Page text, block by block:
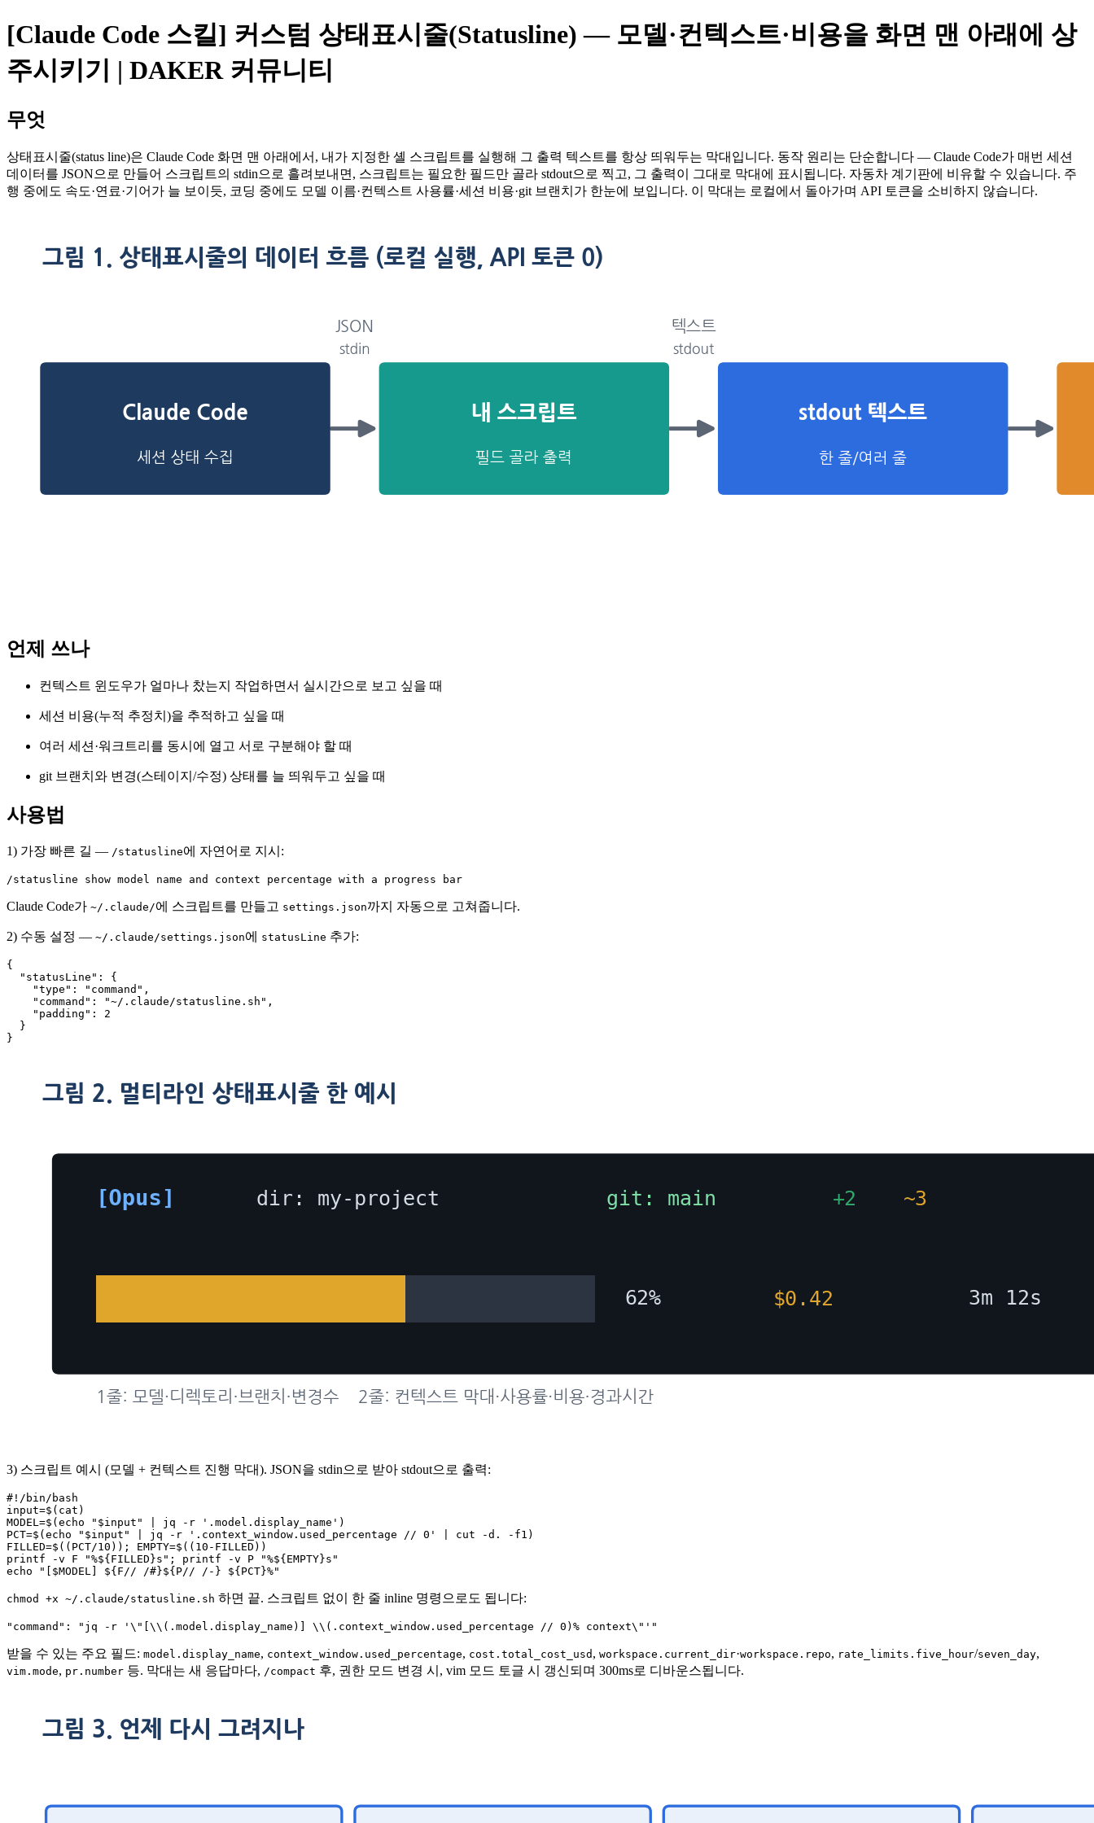
[Claude Code 스킬] 커스텀 상태표시줄(Statusline) — 모델·컨텍스트·비용을 화면 맨 아래에 상
주시키기 | DAKER 커뮤니티
무엇
상태표시줄(status line)은 Claude Code 화면 맨 아래에서, 내가 지정한 셸 스크립트를 실행해 그 출력 텍스트를 항상 띄워두는 막대입니다. 동작 원리는 단순합니다 — Claude Code가 매번 세션
데이터를 JSON으로 만들어 스크립트의 stdin으로 흘려보내면, 스크립트는 필요한 필드만 골라 stdout으로 찍고, 그 출력이 그대로 막대에 표시됩니다. 자동차 계기판에 비유할 수 있습니다. 주
행 중에도 속도·연료·기어가 늘 보이듯, 코딩 중에도 모델 이름·컨텍스트 사용률·세션 비용·git 브랜치가 한눈에 보입니다. 이 막대는 로컬에서 돌아가며 API 토큰을 소비하지 않습니다.
언제 쓰나
컨텍스트 윈도우가 얼마나 찼는지 작업하면서 실시간으로 보고 싶을 때
세션 비용(누적 추정치)을 추적하고 싶을 때
여러 세션·워크트리를 동시에 열고 서로 구분해야 할 때
git 브랜치와 변경(스테이지/수정) 상태를 늘 띄워두고 싶을 때
사용법
1) 가장 빠른 길 — /statusline에 자연어로 지시:
/statusline show model name and context percentage with a progress bar
Claude Code가 ~/.claude/에 스크립트를 만들고 settings.json까지 자동으로 고쳐줍니다.
2) 수동 설정 — ~/.claude/settings.json에 statusLine 추가:
{
  "statusLine": {
    "type": "command",
    "command": "~/.claude/statusline.sh",
    "padding": 2
  }
}
3) 스크립트 예시 (모델 + 컨텍스트 진행 막대). JSON을 stdin으로 받아 stdout으로 출력:
#!/bin/bash
input=$(cat)
MODEL=$(echo "$input" | jq -r '.model.display_name')
PCT=$(echo "$input" | jq -r '.context_window.used_percentage // 0' | cut -d. -f1)
FILLED=$((PCT/10)); EMPTY=$((10-FILLED))
printf -v F "%${FILLED}s"; printf -v P "%${EMPTY}s"
echo "[$MODEL] ${F// /#}${P// /-} ${PCT}%"
chmod +x ~/.claude/statusline.sh 하면 끝. 스크립트 없이 한 줄 inline 명령으로도 됩니다:
"command": "jq -r '\"[\\(.model.display_name)] \\(.context_window.used_percentage // 0)% context\"'"
받을 수 있는 주요 필드: model.display_name, context_window.used_percentage, cost.total_cost_usd , workspace.current_dir·workspace.repo, rate_limits.five_hour/seven_day,
vim.mode, pr.number 등. 막대는 새 응답마다, /compact 후, 권한 모드 변경 시, vim 모드 토글 시 갱신되며 300ms로 디바운스됩니다.